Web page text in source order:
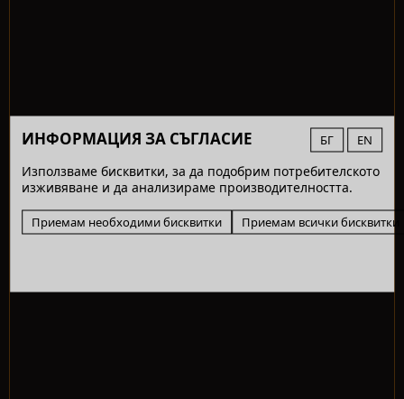
ИНФОРМАЦИЯ ЗА СЪГЛАСИЕ БГ EN
Използваме бисквитки, за да подобрим потребителското
изживяване и да анализираме производителността.
Приемам необходими бисквитки Приемам всички бисквитки